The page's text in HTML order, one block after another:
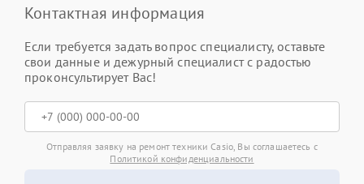
Контактная информация
Если требуется задать вопрос специалисту, оставьте
свои данные и дежурный специалист с радостью
проконсультирует Вас!
Отправляя заявку на ремонт техники Casio, Вы соглашаетесь с
Политикой конфиденциальности